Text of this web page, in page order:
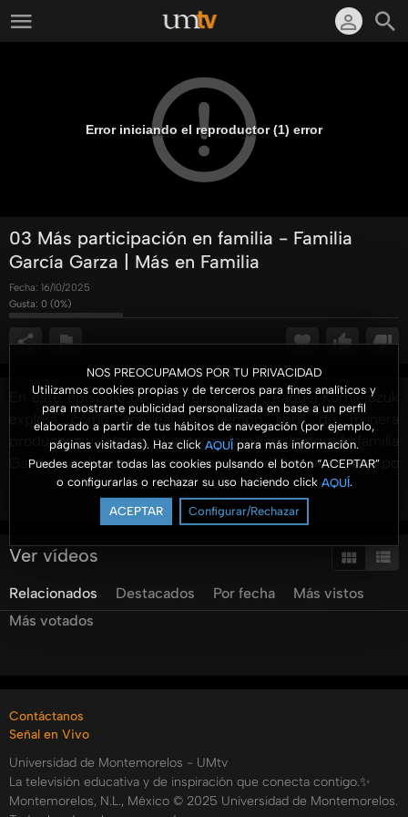
NOS PREOCUPAMOS POR TU PRIVACIDAD
Utilizamos cookies propias y de terceros para fines analíticos y
para mostrarte publicidad personalizada en base a un perfil
elaborado a partir de tus hábitos de navegación (por ejemplo,
páginas visitadas). Haz click AQUÍ para más información.
Puedes aceptar todas las cookies pulsando el botón “ACEPTAR”
o configurarlas o rechazar su uso haciendo click AQUÍ.
ACEPTAR Configurar/Rechazar
Error iniciando el reproductor (1) error
03 Más participación en familia - Familia
García Garza | Más en Familia
Fecha: 16/10/2025
Gusta: 0 (0%)
En este episodio de "Más en Familia", Raquel Korniejczuk
explora cómo emplear el tiempo libre de manera
productiva y feliz en el entorno familiar. Junto a la familia
García, se discuten estrategias para disfrutar del tiempo
libre mediante actividades en el club de Conquistadores,
un programa de la Iglesia Adventista. Este club fomenta la
integración familiar y el desarrollo personal a través de
actividades manuales, espirituales y de liderazgo. La familia
juvenil hasta su papel actual como formadores de nuevas
generaciones, destacando la unidad y formación que han
de calidad y utilizar la Biblia como referencia en su vida
Categorías:
Ver más
Ver vídeos
Relacionados Destacados Por fecha
Más vistos
Más votados
Contáctanos
Señal en Vivo
Universidad de Montemorelos - UMtv
La televisión educativa y de inspiración que conecta contigo.✨
Montemorelos, N.L., México © 2025 Universidad de Montemorelos.